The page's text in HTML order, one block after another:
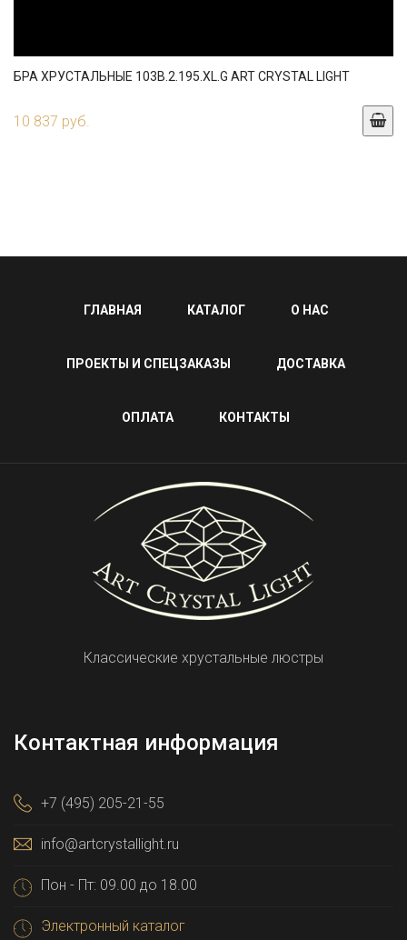
БРА ХРУСТАЛЬНЫЕ 103B.2.195.XL.G ART CRYSTAL LIGHT
10 837 руб.
ГЛАВНАЯ КАТАЛОГ О НАС
ПРОЕКТЫ И СПЕЦЗАКАЗЫ ДОСТАВКА
ОПЛАТА КОНТАКТЫ
Классические хрустальные люстры
Контактная информация
+7 (495) 205-21-55
info@artcrystallight.ru
Пон - Пт: 09.00 до 18.00
Электронный каталог